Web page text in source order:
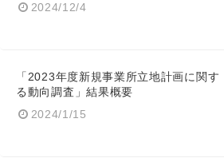
2024/12/4
「2023年度新規事業所立地計画に関す
る動向調査」結果概要
2024/1/15